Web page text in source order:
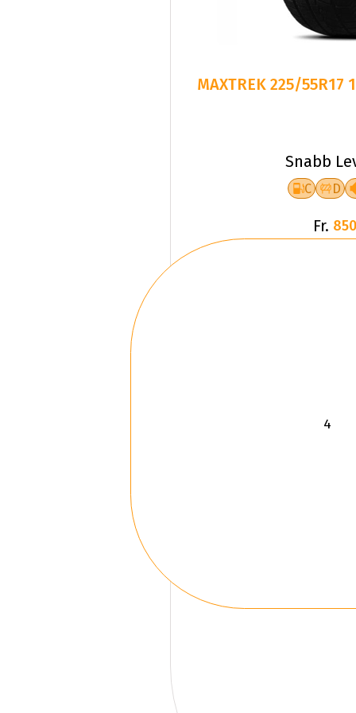
MAXTREK 225/55R17
Snabb
C D
Fr.